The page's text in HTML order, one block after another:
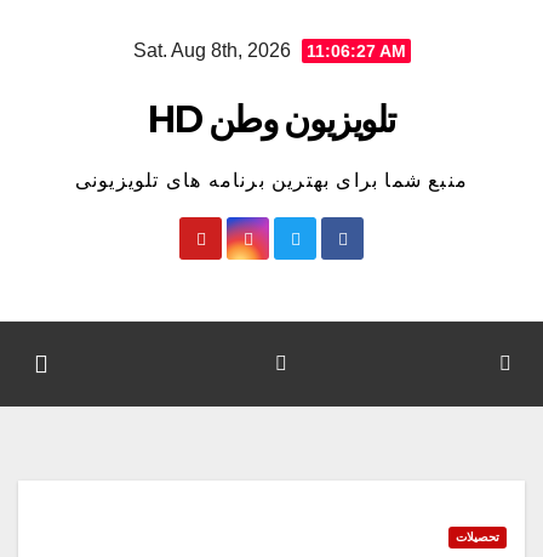
Sat. Aug 8th, 2026 11:06:28 AM
تلویزیون وطن HD
منبع شما برای بهترین برنامه های تلویزیونی
تحصیلات